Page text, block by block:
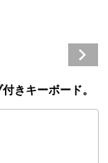
きキーボード。